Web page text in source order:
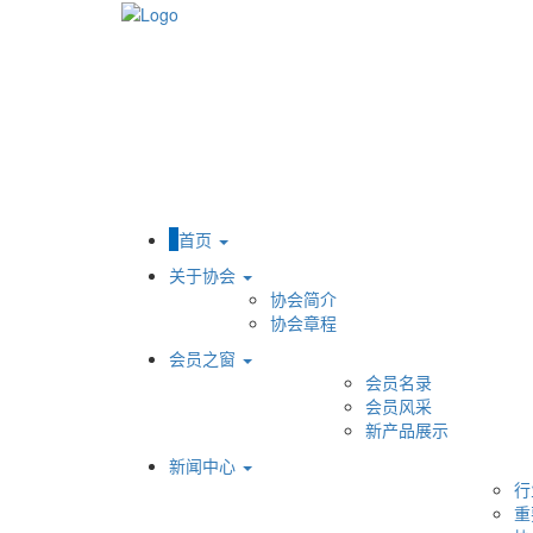
首页
关于协会
协会简介
协会章程
会员之窗
会员名录
会员风采
新产品展示
新闻中心